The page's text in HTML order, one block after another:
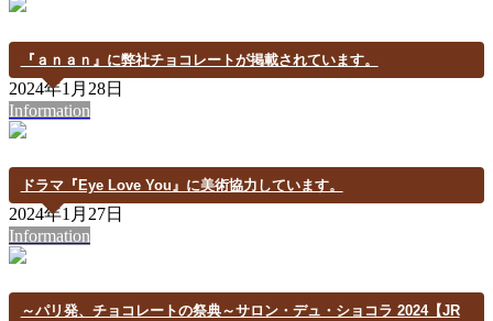
『ａｎａｎ』に弊社チョコレートが掲載されています。
2024年1月28日
Information
ドラマ『Eye Love You』に美術協力しています。
2024年1月27日
Information
～パリ発、チョコレートの祭典～サロン・デュ・ショコラ 2024【JR